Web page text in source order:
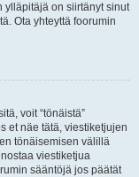
ylläpitäjä on siirtänyt sinut
Ota yhteyttä foorumin
voit “tönäistä”
et näe tätä, viestiketjujen
tönäisemisen välillä
viestiketjua
sääntöjä jos päätät